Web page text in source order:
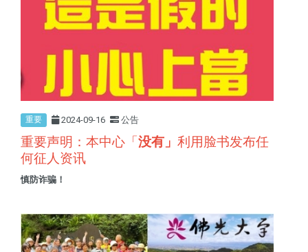
重要 2024-09-16 公告
重要声明：本中心「没有」 利用脸书发布任
何征人资讯
慎防诈骗！